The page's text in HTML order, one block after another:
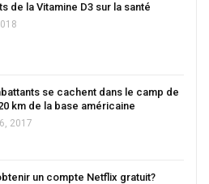
de la Vitamine D3 sur la santé
se cachent dans le camp de
km de la base américaine
2017
un compte Netflix gratuit?